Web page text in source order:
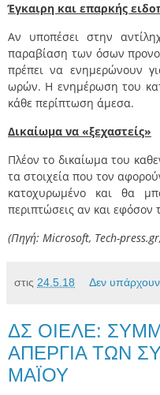
Έγκαιρη και επαρκής
Αν υποπέσει στην
παραβίαση των όσων
πρέπει να ενημερώνουν
ωρών. Η ενημέρωση του
κάθε περίπτωση άμεσα.
Δικαίωμα να «ξεχαστείς»
Πλέον το δικαίωμα του
τα στοιχεία που τον
κατοχυρωμένο και θα
περιπτώσεις αν και εφόσον
(Πηγή: Microsoft, Tech-
στις 24.5.18 Δεν
ΔΣ ΟΙΕΛΕ:
ΑΠΕΡΓΙΑ ΤΩΝ
ΜΑΪΟΥ